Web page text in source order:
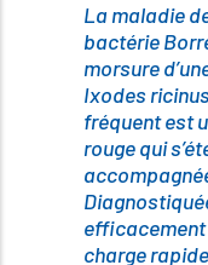
La maladie
bactérie
morsure
Ixodes
fréquent est
rouge qui
charge